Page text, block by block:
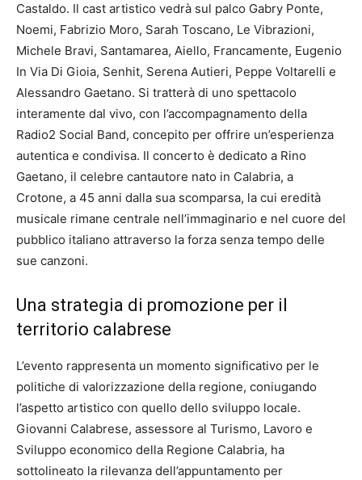
Castaldo. Il cast artistico vedrà sul palco Gabry Ponte,
Noemi, Fabrizio Moro, Sarah Toscano, Le Vibrazioni,
Michele Bravi, Santamarea, Aiello, Francamente, Eugenio
In Via Di Gioia, Senhit, Serena Autieri, Peppe Voltarelli e
Alessandro Gaetano. Si tratterà di uno spettacolo
interamente dal vivo, con l’accompagnamento della
Radio2 Social Band, concepito per offrire un’esperienza
autentica e condivisa. Il concerto è dedicato a Rino
Gaetano, il celebre cantautore nato in Calabria, a
Crotone, a 45 anni dalla sua scomparsa, la cui eredità
musicale rimane centrale nell’immaginario e nel cuore del
pubblico italiano attraverso la forza senza tempo delle
sue canzoni.
Una strategia di promozione per il
territorio calabrese
L’evento rappresenta un momento significativo per le
politiche di valorizzazione della regione, coniugando
l’aspetto artistico con quello dello sviluppo locale.
Giovanni Calabrese, assessore al Turismo, Lavoro e
Sviluppo economico della Regione Calabria, ha
sottolineato la rilevanza dell’appuntamento per